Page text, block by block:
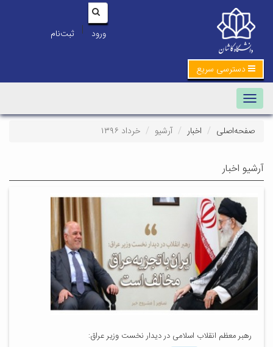
ورود | ثبت‌نام
دسترسی سریع
Toggle navigation
صفحه‌اصلی اخبار آرشیو خرداد ۱۳۹۶
آرشیو اخبار
رهبر معظم انقلاب اسلامی در دیدار نخست وزیر عراق: